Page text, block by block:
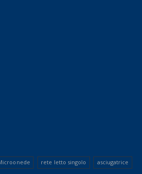
rete letto singolo asciugatrice